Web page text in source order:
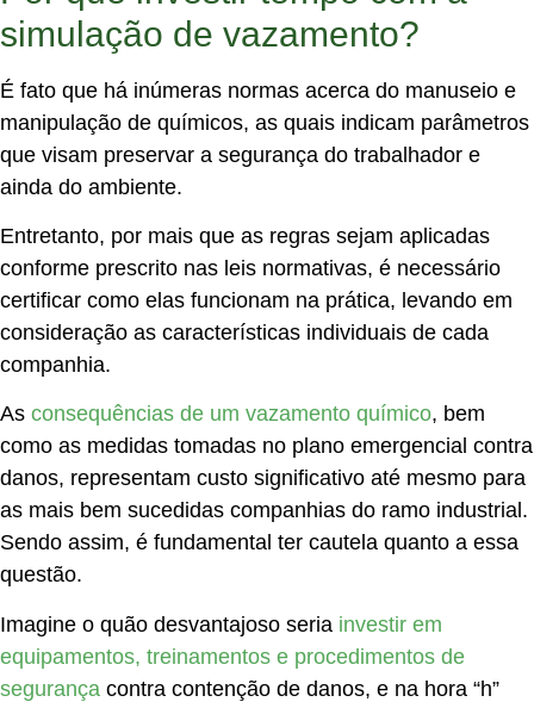
simulação de vazamento?
É fato que há inúmeras normas acerca do manuseio e
manipulação de químicos, as quais indicam parâmetros
que visam preservar a segurança do trabalhador e
ainda do ambiente.
Entretanto, por mais que as regras sejam aplicadas
conforme prescrito nas leis normativas, é necessário
certificar como elas funcionam na prática, levando em
consideração as características individuais de cada
companhia.
As consequências de um vazamento químico, bem
como as medidas tomadas no plano emergencial contra
danos, representam custo significativo até mesmo para
as mais bem sucedidas companhias do ramo industrial.
Sendo assim, é fundamental ter cautela quanto a essa
questão.
Imagine o quão desvantajoso seria investir em
equipamentos, treinamentos e procedimentos de
segurança contra contenção de danos, e na hora “h”